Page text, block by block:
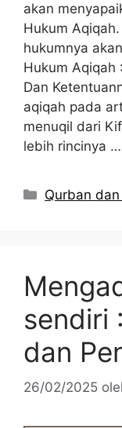
akan
Hukum
hukumnya
Hukum Aqiqah
Dan
aqiqah pada
menuqil dari
lebih rincinya …
Kategori
Qurban
sendiri
dan
26/02/2025